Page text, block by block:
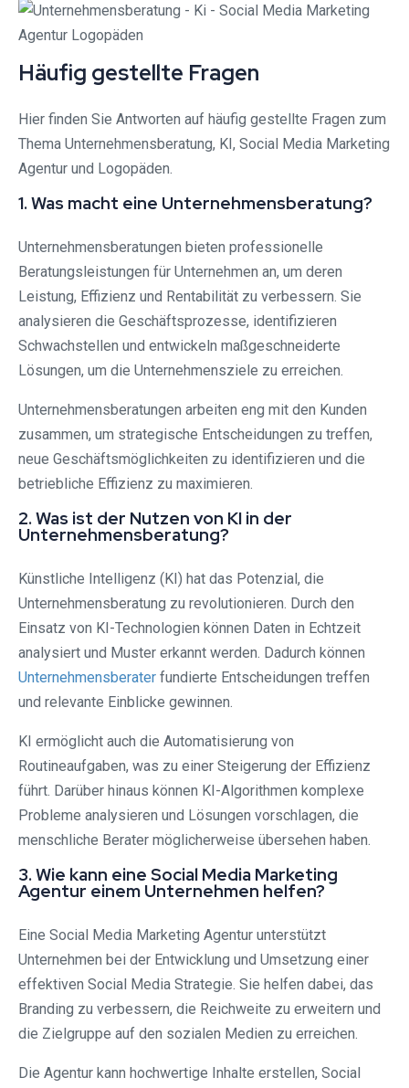
Häufig gestellte Fragen
Hier finden Sie Antworten auf häufig gestellte Fragen zum
Thema Unternehmensberatung, KI, Social Media Marketing
Agentur und Logopäden.
1. Was macht eine Unternehmensberatung?
Unternehmensberatungen bieten professionelle
Beratungsleistungen für Unternehmen an, um deren
Leistung, Effizienz und Rentabilität zu verbessern. Sie
analysieren die Geschäftsprozesse, identifizieren
Schwachstellen und entwickeln maßgeschneiderte
Lösungen, um die Unternehmensziele zu erreichen.
Unternehmensberatungen arbeiten eng mit den Kunden
zusammen, um strategische Entscheidungen zu treffen,
neue Geschäftsmöglichkeiten zu identifizieren und die
betriebliche Effizienz zu maximieren.
2. Was ist der Nutzen von KI in der
Unternehmensberatung?
Künstliche Intelligenz (KI) hat das Potenzial, die
Unternehmensberatung zu revolutionieren. Durch den
Einsatz von KI-Technologien können Daten in Echtzeit
analysiert und Muster erkannt werden. Dadurch können
Unternehmensberater fundierte Entscheidungen treffen
und relevante Einblicke gewinnen.
KI ermöglicht auch die Automatisierung von
Routineaufgaben, was zu einer Steigerung der Effizienz
führt. Darüber hinaus können KI-Algorithmen komplexe
Probleme analysieren und Lösungen vorschlagen, die
menschliche Berater möglicherweise übersehen haben.
3. Wie kann eine Social Media Marketing
Agentur einem Unternehmen helfen?
Eine Social Media Marketing Agentur unterstützt
Unternehmen bei der Entwicklung und Umsetzung einer
effektiven Social Media Strategie. Sie helfen dabei, das
Branding zu verbessern, die Reichweite zu erweitern und
die Zielgruppe auf den sozialen Medien zu erreichen.
Die Agentur kann hochwertige Inhalte erstellen, Social